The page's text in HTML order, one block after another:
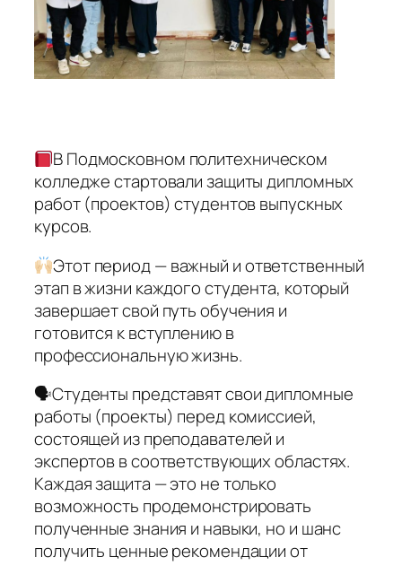
В Подмосковном политехническом
колледже стартовали защиты дипломных
работ (проектов) студентов выпускных
курсов.
Этот период — важный и ответственный
этап в жизни каждого студента, который
завершает свой путь обучения и
готовится к вступлению в
профессиональную жизнь.
🗣Студенты представят свои дипломные
работы (проекты) перед комиссией,
состоящей из преподавателей и
экспертов в соответствующих областях.
Каждая защита — это не только
возможность продемонстрировать
полученные знания и навыки, но и шанс
получить ценные рекомендации от